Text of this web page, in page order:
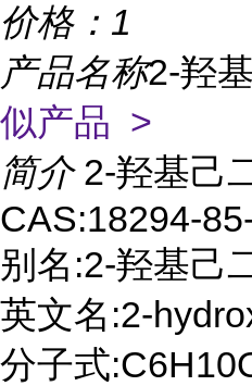
价格： 1
产品名称2-羟
似产品 >
简介 2-羟基己
CAS:18294-
别名:2-羟基己
英文名:2-
分子式